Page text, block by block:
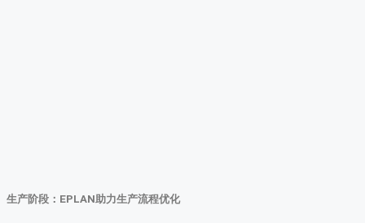
生产阶段：EPLAN助力生产流程优化